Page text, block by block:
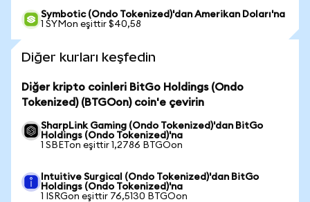
Symbotic (Ondo Tokenized)'dan Amerikan Doları'na
1 SYMon eşittir $40,58
Diğer kurları keşfedin
Diğer kripto coinleri BitGo Holdings (Ondo
Tokenized) (BTGOon) coin'e çevirin
SharpLink Gaming (Ondo Tokenized)'dan BitGo
Holdings (Ondo Tokenized)'na
1 SBETon eşittir 1,2786 BTGOon
Intuitive Surgical (Ondo Tokenized)'dan BitGo
Holdings (Ondo Tokenized)'na
1 ISRGon eşittir 76,5130 BTGOon